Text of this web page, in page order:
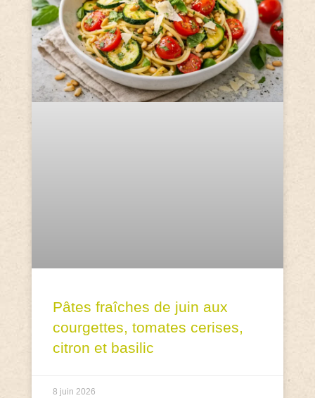
Pâtes fraîches de juin aux
courgettes, tomates cerises,
citron et basilic
8 juin 2026